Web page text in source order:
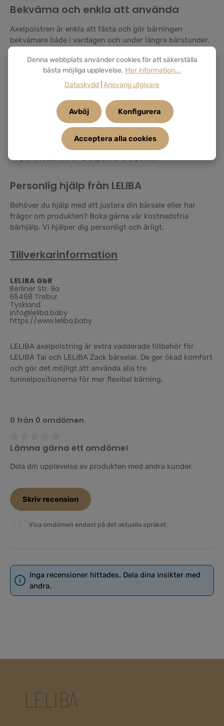
Bekväma och enkla att använda
Axelpolstren är enkla att fästa och gör bärningen
bekvämare både i vardagen och under längre bärstunder.
Perfekt för:
• individuella bärinställningar
• flexibel användning av alla tunnelpositioner
• anpassning efter dina behov
Ingår i leveransen
• 1 par bestående av 2 separata axelpolster
Personlig hjälp från LELIBA
Behöver du hjälp med att justera din bärsele eller har
frågor om produkten? Boka gärna vår kostnadsfria
bärhjälp. Vi hjälper dig personligt och ärligt.
Tillverkarinformation
LELIBA GbR
Berliner Str. 9a
65468 Trebur
Tyskland
info@leliba.baby
https://www.leliba.baby
LELIBA axelpolstring är extra vadderade tillbehör för
LELIBA Tai och LELIBA Zack bärselar. De ger ökad komfort
och gör det möjligt att använda alla tre
tunnelpositionerna för mer flexibel bärning.
0 från 0 omdömen
Genomsnittligt betyg på 0 av 5 stjärnor
Lämna gärna ett omdöme!
Dela din upplevelse av produkten med andra kunder.
Skriv recension
Visa omdömen endast på det aktuella språket.
Inga recensioner hittades. Dela dina insikter med
andra.
Denna webbplats använder cookies för att säkerställa
bästa möjliga upplevelse. Mer information...
Dataskydd Ansvarig utgivare
Avböj Konfigurera
Acceptera alla cookies